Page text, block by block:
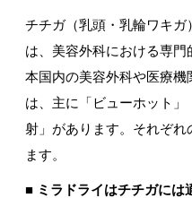
チチガ（乳頭・乳輪ワキガ
は、美容外科における専
本国内の美容外科や医療機
は、主に「ビューホット
射」があります。それぞれ
ます。
■ ミラドライはチチガには